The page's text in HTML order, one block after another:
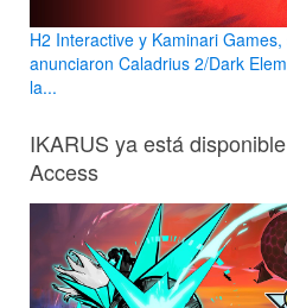
H2 Interactive y Kaminari
anunciaron Caladrius 2/Dark
la...
IKARUS ya está
Access